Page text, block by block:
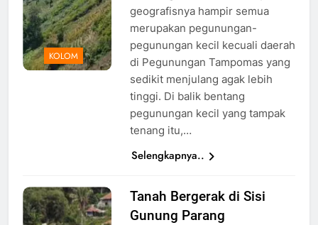
KOLOM
geografisnya hampir semua
merupakan pegunungan-
pegunungan kecil kecuali daerah
di Pegunungan Tampomas yang
sedikit menjulang agak lebih
tinggi. Di balik bentang
pegunungan kecil yang tampak
tenang itu,…
Selengkapnya..
Foto udara
Lokasi
Tanah Bergerak di Sisi
Gunung Parang